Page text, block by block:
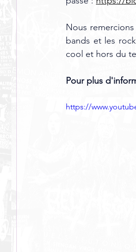
Nous
bands et les
cool et hors du
Pour plus
https://